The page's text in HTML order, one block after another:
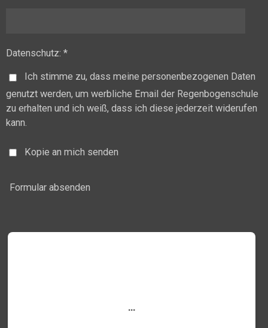
Datenschutz: *
Ich stimme zu, dass meine personenbezogenen Daten
genutzt werden, um werbliche Email der Regenbogenschule
zu erhalten und ich weiß, dass ich diese jederzeit widerufen
kann.
Kopie an mich senden
Formular absenden